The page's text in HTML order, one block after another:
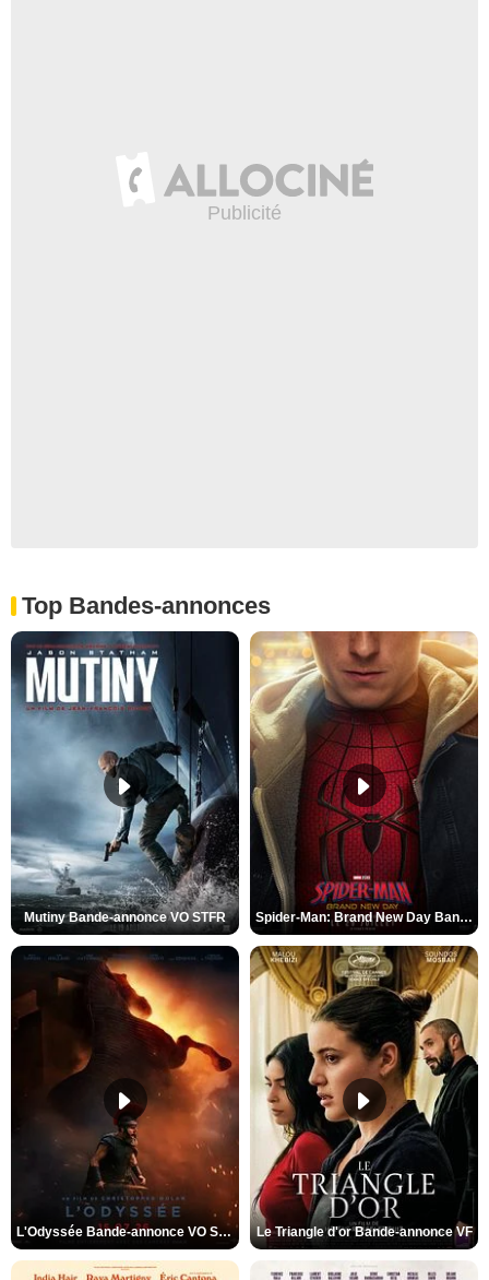
Top Bandes-annonces
Mutiny Bande-annonce VO STFR Spider-Man: Brand New Day Bande-annonce VO STFR
L'Odyssée Bande-annonce VO STFR Le Triangle d'or Bande-annonce VF